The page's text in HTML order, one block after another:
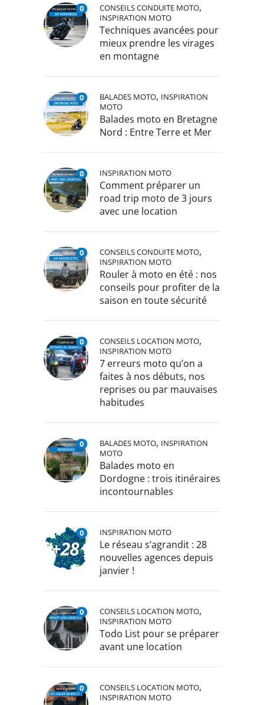
0 CONSEILS CONDUITE MOTO,
INSPIRATION MOTO
Techniques avancées pour
mieux prendre les virages
en montagne
0 BALADES MOTO, INSPIRATION
MOTO
Balades moto en Bretagne
Nord : Entre Terre et Mer
0 INSPIRATION MOTO
Comment préparer un
road trip moto de 3 jours
avec une location
0 CONSEILS CONDUITE MOTO,
INSPIRATION MOTO
Rouler à moto en été : nos
conseils pour profiter de la
saison en toute sécurité
0 CONSEILS LOCATION MOTO,
INSPIRATION MOTO
7 erreurs moto qu’on a
faites à nos débuts, nos
reprises ou par mauvaises
habitudes
0 BALADES MOTO, INSPIRATION
MOTO
Balades moto en
Dordogne : trois itinéraires
incontournables
0 INSPIRATION MOTO
Le réseau s’agrandit : 28
nouvelles agences depuis
janvier !
0 CONSEILS LOCATION MOTO,
INSPIRATION MOTO
Todo List pour se préparer
avant une location
0 CONSEILS LOCATION MOTO,
INSPIRATION MOTO